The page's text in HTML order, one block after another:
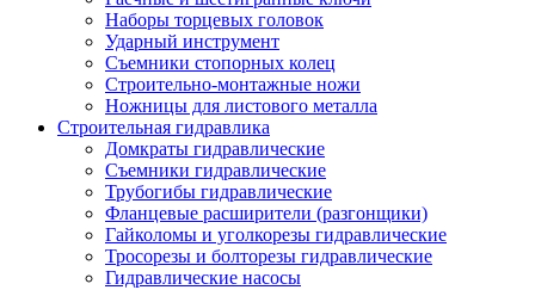
Наборы торцевых головок
Ударный инструмент
Съемники стопорных колец
Строительно-монтажные ножи
Ножницы для листового металла
Строительная гидравлика
Домкраты гидравлические
Съемники гидравлические
Трубогибы гидравлические
Фланцевые расширители (разгонщики)
Гайколомы и уголкорезы гидравлические
Тросорезы и болторезы гидравлические
Гидравлические насосы